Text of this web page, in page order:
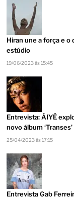
Hiran une a força e o
estúdio
19/06/2023 às 15:45
Entrevista: ÀIYÉ
novo álbum ‘Transes’
25/04/2023 às 17:15
Entrevista Gab